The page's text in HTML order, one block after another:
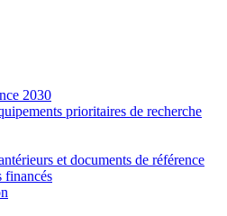
2030
prioritaires de recherche
et documents de référence
financés